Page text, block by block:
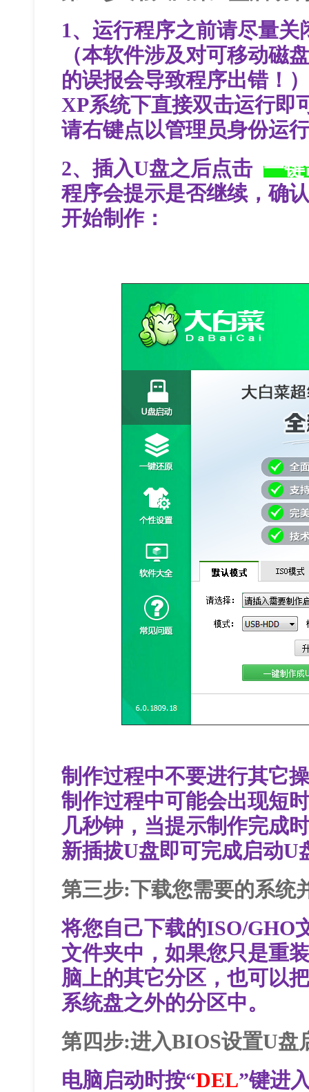
1、运行程序之前请尽量
（本软件涉及对可移动磁
的误报会导致程序出错！
XP系统下直接双击运行即
请右键点以管理员身份运
2、插入U盘之后点击 一
程序会提示是否继续，确
开始制作：
制作过程中不要进行其它
制作过程中可能会出现短
几秒钟，当提示制作完成
新插拔U盘即可完成启动U
第三步:下载您需要的系统
将您自己下载的ISO/GHO
文件夹中，如果您只是重
脑上的其它分区，也可以
系统盘之外的分区中。
第四步:进入BIOS设置U盘
电脑启动时按“DEL”键进